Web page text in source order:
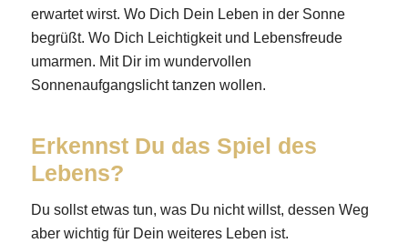
erwartet wirst. Wo Dich Dein Leben in der Sonne
begrüßt. Wo Dich Leichtigkeit und Lebensfreude
umarmen. Mit Dir im wundervollen
Sonnenaufgangslicht tanzen wollen.
Erkennst Du das Spiel des
Lebens?
Du sollst etwas tun, was Du nicht willst, dessen Weg
aber wichtig für Dein weiteres Leben ist.